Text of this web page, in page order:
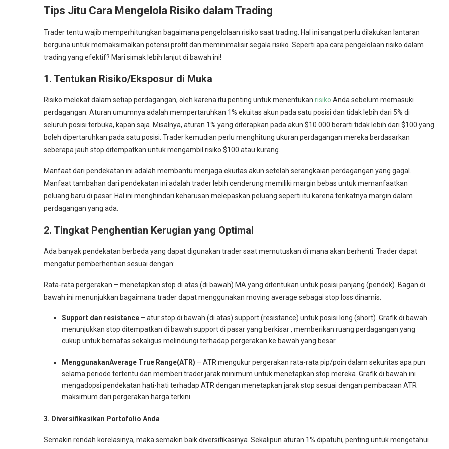
Tips Jitu Cara Mengelola Risiko dalam Trading
Trader tentu wajib memperhitungkan bagaimana pengelolaan risiko saat trading. Hal ini sangat perlu dilakukan lantaran
berguna untuk memaksimalkan potensi profit dan meminimalisir segala risiko. Seperti apa cara pengelolaan risiko dalam
trading yang efektif? Mari simak lebih lanjut di bawah ini!
1. Tentukan Risiko/Eksposur di Muka
Risiko melekat dalam setiap perdagangan, oleh karena itu penting untuk menentukan risiko Anda sebelum memasuki
perdagangan. Aturan umumnya adalah mempertaruhkan 1% ekuitas akun pada satu posisi dan tidak lebih dari 5% di
seluruh posisi terbuka, kapan saja. Misalnya, aturan 1% yang diterapkan pada akun $10.000 berarti tidak lebih dari $100 yang
boleh dipertaruhkan pada satu posisi. Trader kemudian perlu menghitung ukuran perdagangan mereka berdasarkan
seberapa jauh stop ditempatkan untuk mengambil risiko $100 atau kurang.
Manfaat dari pendekatan ini adalah membantu menjaga ekuitas akun setelah serangkaian perdagangan yang gagal.
Manfaat tambahan dari pendekatan ini adalah trader lebih cenderung memiliki margin bebas untuk memanfaatkan
peluang baru di pasar. Hal ini menghindari keharusan melepaskan peluang seperti itu karena terikatnya margin dalam
perdagangan yang ada.
2. Tingkat Penghentian Kerugian yang Optimal
Ada banyak pendekatan berbeda yang dapat digunakan trader saat memutuskan di mana akan berhenti. Trader dapat
mengatur pemberhentian sesuai dengan:
Rata-rata pergerakan – menetapkan stop di atas (di bawah) MA yang ditentukan untuk posisi panjang (pendek). Bagan di
bawah ini menunjukkan bagaimana trader dapat menggunakan moving average sebagai stop loss dinamis.
Support dan resistance – atur stop di bawah (di atas) support (resistance) untuk posisi long (short). Grafik di bawah
menunjukkan stop ditempatkan di bawah support di pasar yang berkisar , memberikan ruang perdagangan yang
cukup untuk bernafas sekaligus melindungi terhadap pergerakan ke bawah yang besar.
MenggunakanAverage True Range(ATR) – ATR mengukur pergerakan rata-rata pip/poin dalam sekuritas apa pun
selama periode tertentu dan memberi trader jarak minimum untuk menetapkan stop mereka. Grafik di bawah ini
mengadopsi pendekatan hati-hati terhadap ATR dengan menetapkan jarak stop sesuai dengan pembacaan ATR
maksimum dari pergerakan harga terkini.
3. Diversifikasikan Portofolio Anda
Semakin rendah korelasinya, maka semakin baik diversifikasinya. Sekalipun aturan 1% dipatuhi, penting untuk mengetahui